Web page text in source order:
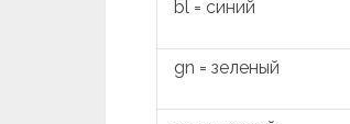
bl = синий
gn = зеленый